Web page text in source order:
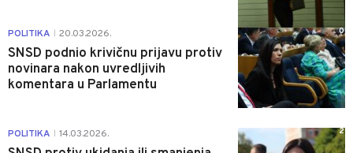
POLITIKA 20.03.2026.
SNSD podnio krivičnu prijavu protiv
novinara nakon uvredljivih
komentara u Parlamentu
0
POLITIKA 14.03.2026. 2